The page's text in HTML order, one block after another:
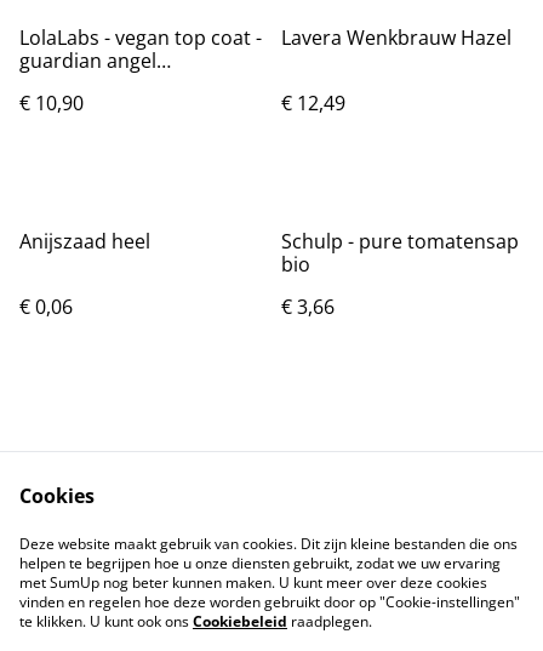
LolaLabs - vegan top coat -
guardian angel
€ 10,90
Lavera Wenkbrauw Hazel
€ 12,49
Anijszaad heel
€ 0,06
Schulp - pure tomatensap
bio
€ 3,66
Contact
Voorwaarden
Privacybeleid
Cookiebeleid
Cookies
Deze website maakt gebruik van cookies. Dit zijn kleine bestanden die ons
helpen te begrijpen hoe u onze diensten gebruikt, zodat we uw ervaring
met SumUp nog beter kunnen maken. U kunt meer over deze cookies
vinden en regelen hoe deze worden gebruikt door op "Cookie-instellingen"
te klikken. U kunt ook onsCookiebeleid raadplegen.